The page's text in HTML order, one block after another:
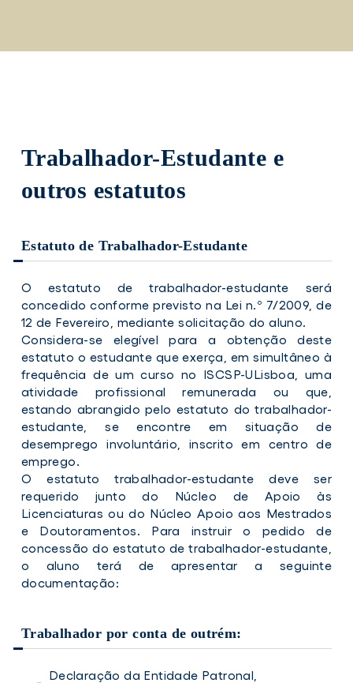
Trabalhador-Estudante e
outros estatutos
Estatuto de Trabalhador-Estudante
O estatuto de trabalhador-estudante será
concedido conforme previsto na Lei n.º 7/2009, de
12 de Fevereiro, mediante solicitação do aluno.
Considera-se elegível para a obtenção deste
estatuto o estudante que exerça, em simultâneo à
frequência de um curso no ISCSP-ULisboa, uma
atividade profissional remunerada ou que,
estando abrangido pelo estatuto do trabalhador-
estudante, se encontre em situação de
desemprego involuntário, inscrito em centro de
emprego.
O estatuto trabalhador-estudante deve ser
requerido junto do Núcleo de Apoio às
Licenciaturas ou do Núcleo Apoio aos Mestrados
e Doutoramentos. Para instruir o pedido de
concessão do estatuto de trabalhador-estudante,
o aluno terá de apresentar a seguinte
documentação:
Trabalhador por conta de outrém:
Declaração da Entidade Patronal,